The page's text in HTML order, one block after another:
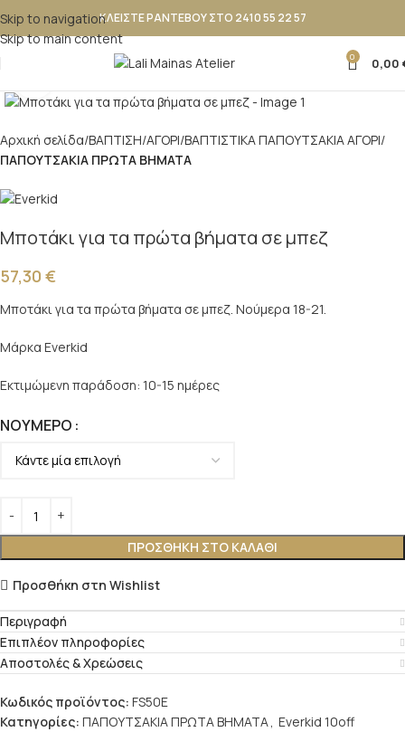
Skip to navigation
Skip to main content
ΚΛΕΙΣΤΕ ΡΑΝΤΕΒΟΥ ΣΤΟ 2410 55 22 57
0 0,00
Αρχική σελίδα ΒΑΠΤΙΣΗ ΑΓΟΡΙ ΒΑΠΤΙΣΤΙΚΑ ΠΑΠΟΥΤΣAKIA ΑΓΟΡΙ
ΠΑΠΟΥΤΣΑΚΙΑ ΠΡΩΤΑ ΒΗΜΑΤΑ
Μποτάκι για τα πρώτα βήματα σε μπεζ
57,30 €
Μποτάκι για τα πρώτα βήματα σε μπεζ. Νούμερα 18-21.
Μάρκα Everkid
Εκτιμώμενη παράδοση: 10-15 ημέρες
ΝΟΎΜΕΡΟ
ΠΡΟΣΘΉΚΗ ΣΤΟ ΚΑΛΆΘΙ
Προσθήκη στη Wishlist
Περιγραφή
Επιπλέον πληροφορίες
Αποστολές & Χρεώσεις
Κωδικός προϊόντος: FS50E
Κατηγορίες: ΠΑΠΟΥΤΣΑΚΙΑ ΠΡΩΤΑ ΒΗΜΑΤΑ, Everkid 10off